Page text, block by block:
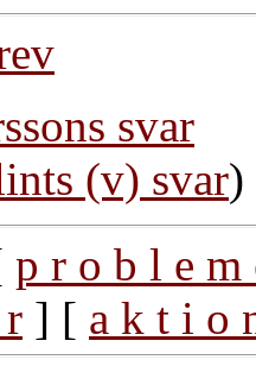
svar
(v) svar)
p r o b l e m
] [ a k t i o